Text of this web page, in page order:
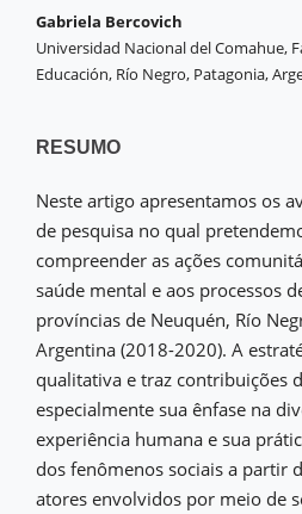
Gabriela Bercovich
Universidad Nacional del Comahue,
Educación, Río Negro, Patagonia,
RESUMO
Neste artigo apresentamos os
de pesquisa no qual
compreender as ações
saúde mental e aos processos
províncias de Neuquén, Río
Argentina (2018-2020). A
qualitativa e traz contribuições
especialmente sua ênfase na
experiência humana e sua
dos fenômenos sociais a partir
atores envolvidos por meio de